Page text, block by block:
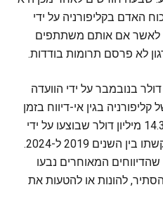
האדם בקליפורניה על ידי
לאשר אם אותם משתתפים
לא פרסם תרומות בודדות.
המושל ניוסם נקנס ב-13,000 דולר בנובמבר על ידי הוועדה
בגין אי-דיווח בזמן
על תשלומים של למעלמה מ-14.3 מיליון דולר שבוצעו על ידי
חברות וארגונים לעמותות לבקשתו בין השנים 2019 ל-2024.
המאוחרים נבעו
להונות או להטעות את